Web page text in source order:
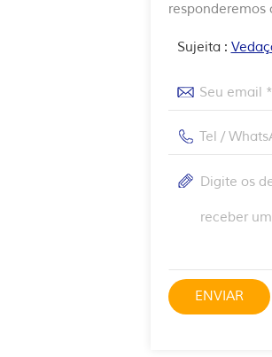
responderemos
Sujeita :